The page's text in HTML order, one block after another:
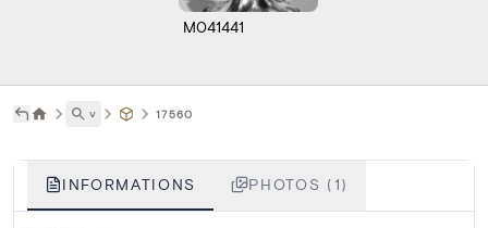
M041441
˅ 17560
INFORMATIONS PHOTOS (1)